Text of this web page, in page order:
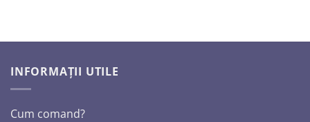
INFORMAȚII UTILE
Cum comand?